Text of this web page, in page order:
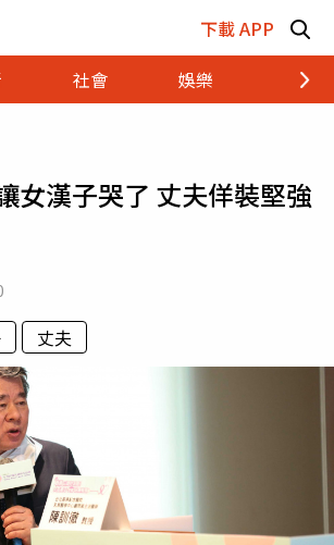
下載 APP
社會 娛樂 財經
女漢子哭了 丈夫佯裝堅強
丈夫